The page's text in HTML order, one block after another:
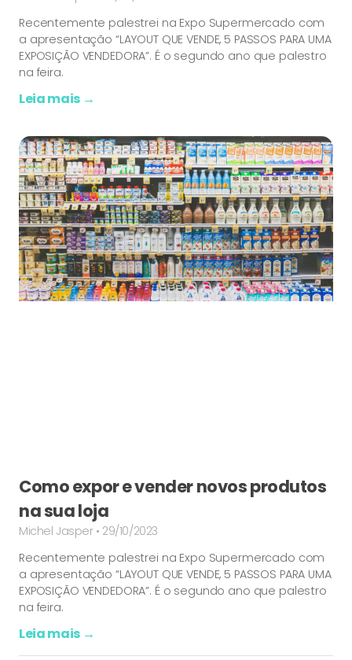
Recentemente palestrei na Expo Supermercado com
a apresentação “LAYOUT QUE VENDE, 5 PASSOS PARA UMA
EXPOSIÇÃO VENDEDORA”. É o segundo ano que palestro
na feira.
Leia mais →
Como expor e vender novos produtos
na sua loja
Michel Jasper 29/10/2023
Recentemente palestrei na Expo Supermercado com
a apresentação “LAYOUT QUE VENDE, 5 PASSOS PARA UMA
EXPOSIÇÃO VENDEDORA”. É o segundo ano que palestro
na feira.
Leia mais →